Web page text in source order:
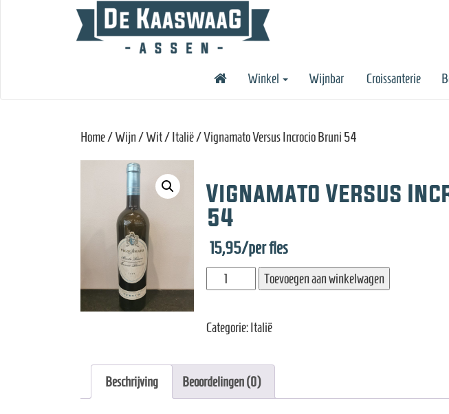
Winkel Wijnbar Croissanterie
Home/Wijn /Wit/Italië/ Vignamato Versus Incrocio Bruni 54
Vignamato Versus
54
15,95/per fles
Vignamato
Versus
Bruni
Toevoegen aan winkelwagen
Categorie:Italië
Beschrijving Beoordelingen (0)